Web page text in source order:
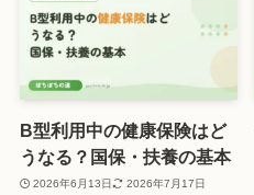
B型利用中の健康保険はど
うなる？国保・扶養の基本
2026年6月13日 2026年7月17日